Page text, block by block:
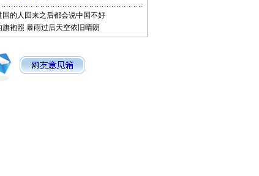
国的人回来之后都会说中国不好
旗袍照 暴雨过后天空依旧晴朗